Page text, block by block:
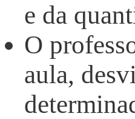
e da
O
aula,